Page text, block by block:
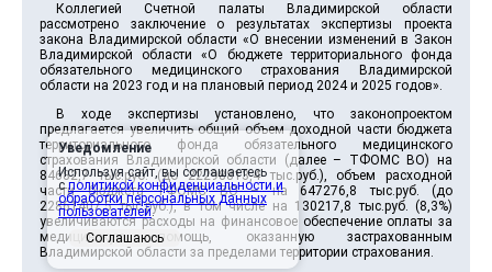
Коллегией Счетной палаты Владимирской области
рассмотрено заключение о результатах экспертизы проекта
закона Владимирской области «О внесении изменений в Закон
Владимирской области «О бюджете территориального фонда
обязательного медицинского страхования Владимирской
области на 2023 год и на плановый период 2024 и 2025 годов».
В ходе экспертизы установлено, что законопроектом
предлагается увеличить общий объем доходной части бюджета
территориального фонда обязательного медицинского
страхования Владимирской области (далее – ТФОМС ВО) на
84682,7 тыс.руб. (до 22298813,4 тыс.руб.), объем расходной
части бюджета ТФОМС ВО – на 647276,8 тыс.руб. (до
22861407,5 тыс.руб.), в том числе на 130217,8 тыс.руб. (8,3%)
увеличиваются расходы на финансовое обеспечение оплаты за
медицинскую помощь, оказанную застрахованным
Владимирской области за пределами территории страхования.
Уведомление
Используя сайт, вы соглашаетесь
сполитикой конфиденциальности и
обработки персональных данных
пользователей.
Соглашаюсь